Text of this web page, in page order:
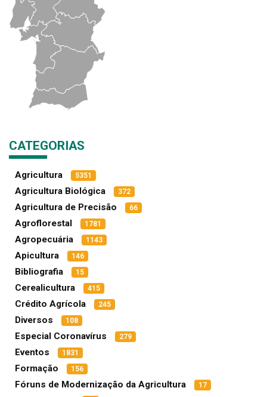
CATEGORIAS
Agricultura 5351
Agricultura Biológica 372
Agricultura de Precisão 66
Agroflorestal 1781
Agropecuária 1143
Apicultura 146
Bibliografia 15
Cerealicultura 415
Crédito Agrícola 245
Diversos 108
Especial Coronavírus 279
Eventos 1831
Formação 156
Fóruns de Modernização da Agricultura 17